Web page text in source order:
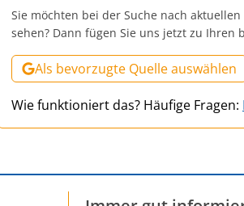
Sie möchten bei der Suche nach
sehen? Dann fügen Sie uns jetzt zu Ihren
Als bevorzugte Quelle auswählen
Wie funktioniert das? Häufige Fragen: